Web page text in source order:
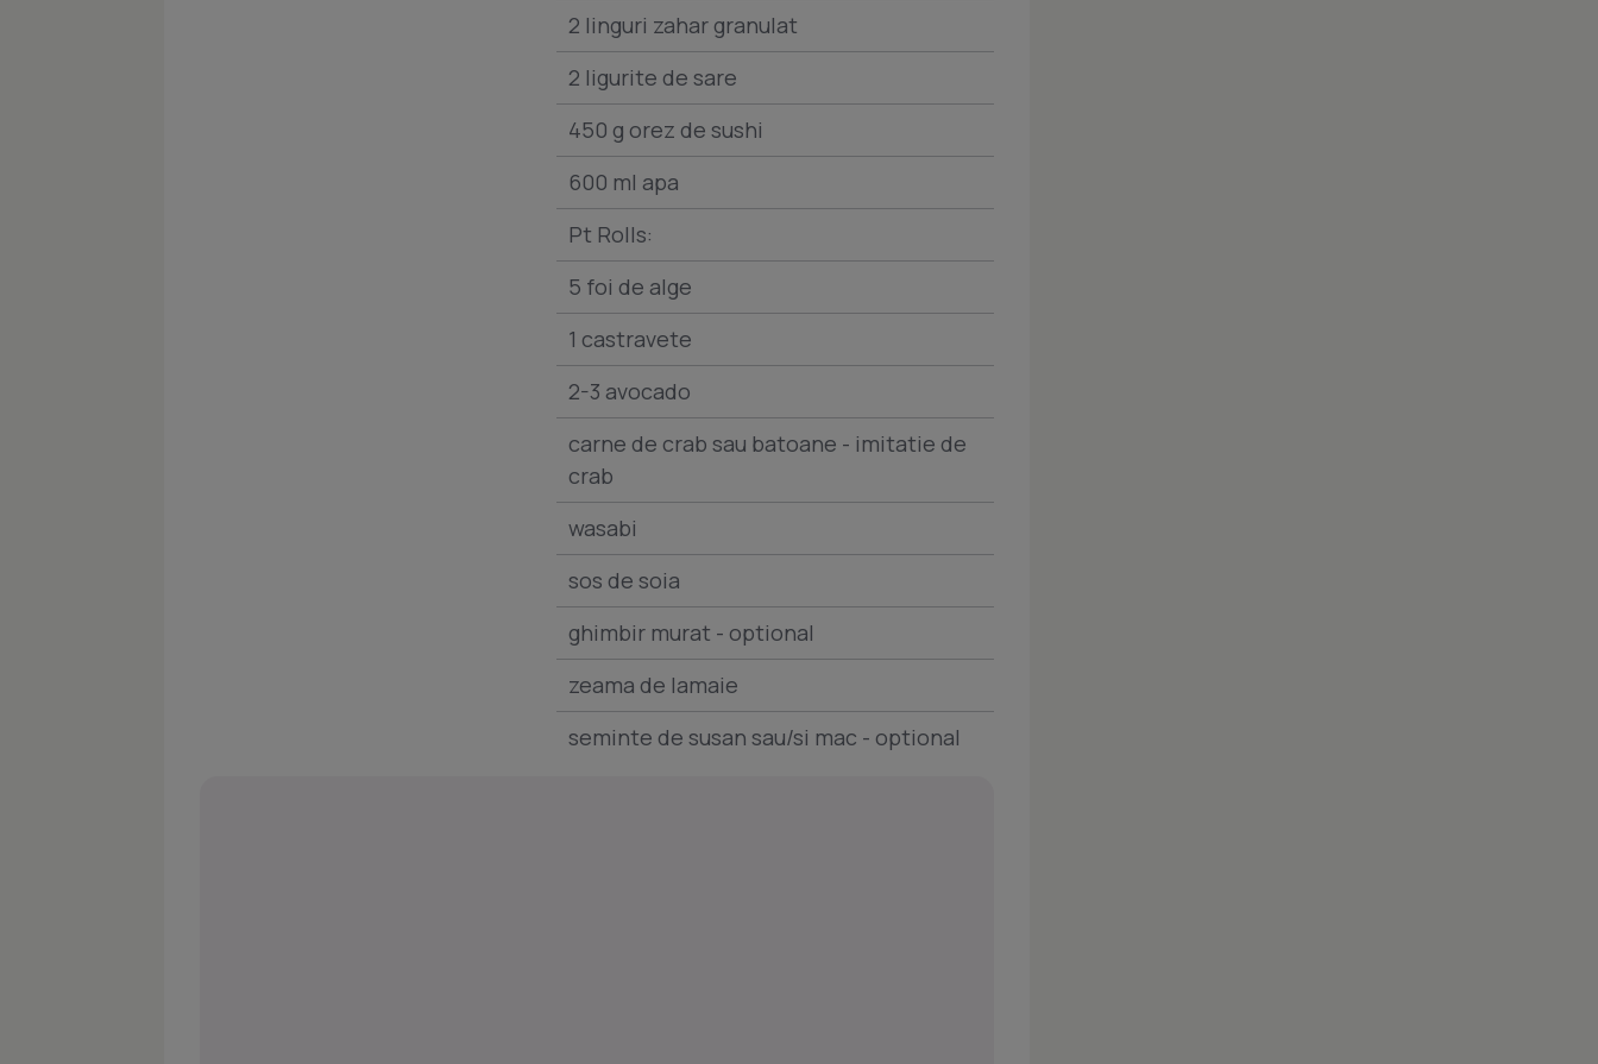
2 linguri zahar granulat
2 ligurite de sare
450 g orez de sushi
600 ml apa
Pt Rolls:
5 foi de alge
1 castravete
2-3 avocado
carne de crab sau batoane - imitatie de
crab
wasabi
sos de soia
ghimbir murat - optional
zeama de lamaie
seminte de susan sau/si mac - optional